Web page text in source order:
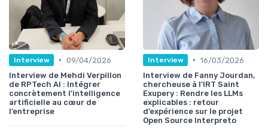
Interview • 09/04/2026
Interview de Mehdi Verpillon
de RPTech AI : Intégrer
concrètement l’intelligence
artificielle au cœur de
l’entreprise
Interview • 16/03/2026
Interview de Fanny Jourdan,
chercheuse à l'IRT Saint
Exupery : Rendre les LLMs
explicables : retour
d’expérience sur le projet
Open Source Interpreto